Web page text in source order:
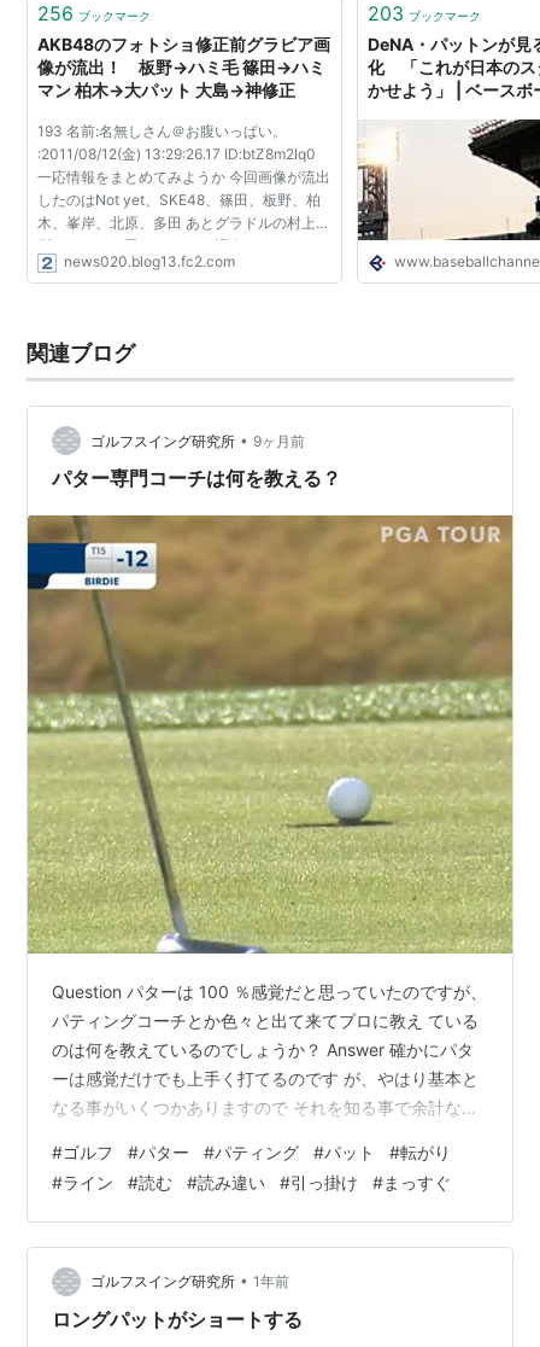
256 ブックマーク
AKB48のフォトショ修正前グラビア画
像が流出！ 板野→ハミ毛 篠田→ハミ
マン 柏木→大パット 大島→神修正
193 名前:名無しさん＠お腹いっぱい。
:2011/08/12(金) 13:29:26.17 ID:btZ8m2Iq0
一応情報をまとめてみようか 今回画像が流出
したのはNot yet、SKE48、篠田、板野、柏
木、峯岸、北原、多田 あとグラドルの村上友
梨もそうだと思う ネットの課金コンテンツで
ある週プレnetとVYJ（ビジュアルヤングジ
news020.blog13.fc2.com
203 ブックマーク
DeNA・パットンが見
化 「これが日本のス
かせよう」 | ベースボ
関連ブログ
ゴルフスイング研究所 • 9ヶ月前
パター専門コーチは何を教える？
Question パターは 100 ％感覚だと思っていたのですが、
パティングコーチとか色々と出て来てプロに教え ている
のは何を教えているのでしょうか？ Answer 確かにパタ
ーは感覚だけでも上手く打てるのです が、やはり基本と
なる事がいくつかありますので それを知る事で余計なス
二つです。 読み違いか打ち損じです。 パティングライン
は「読むのではなく覚える」の だと言われているよう
に、その場で読むのは困難 で、曲がりそうで曲がらない
場所とか真っ直ぐな のに曲ったりと、コース設定側もプ
ロの試合はそ う簡単な位置にはカップを切りません。 ア
マ…
#ゴルフ #パター #パティング #パット #転がり
#ライン #読む #読み違い #引っ掛け #まっすぐ
ゴルフスイング研究所 • 1年前
ロングパットがショートする